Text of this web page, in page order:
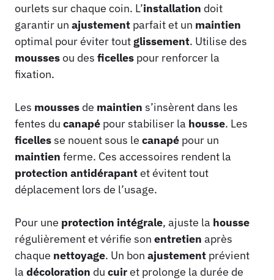
ourlets sur chaque coin. L’installation doit
garantir un ajustement parfait et un maintien
optimal pour éviter toutglissement. Utilise des
moussesou des ficelles pour renforcer la
fixation.
Les mousses de maintien s’insèrent dans les
fentes du canapé pour stabiliser la housse. Les
ficellesse nouent sous le canapé pour un
maintien ferme. Ces accessoires rendent la
protection antidérapantet évitent tout
déplacement lors de l’usage.
Pour une protection intégrale, ajuste la housse
régulièrement et vérifie son entretien après
chaque nettoyage. Un bon ajustement prévient
la décoloration du cuiret prolonge la durée de